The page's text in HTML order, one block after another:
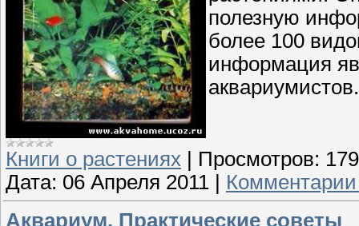
полезную
более 100
информация
аквариумистов.
Книги о растениях Просмотров:
Дата: 06 Апреля 2011
Аквариум. Практические советы